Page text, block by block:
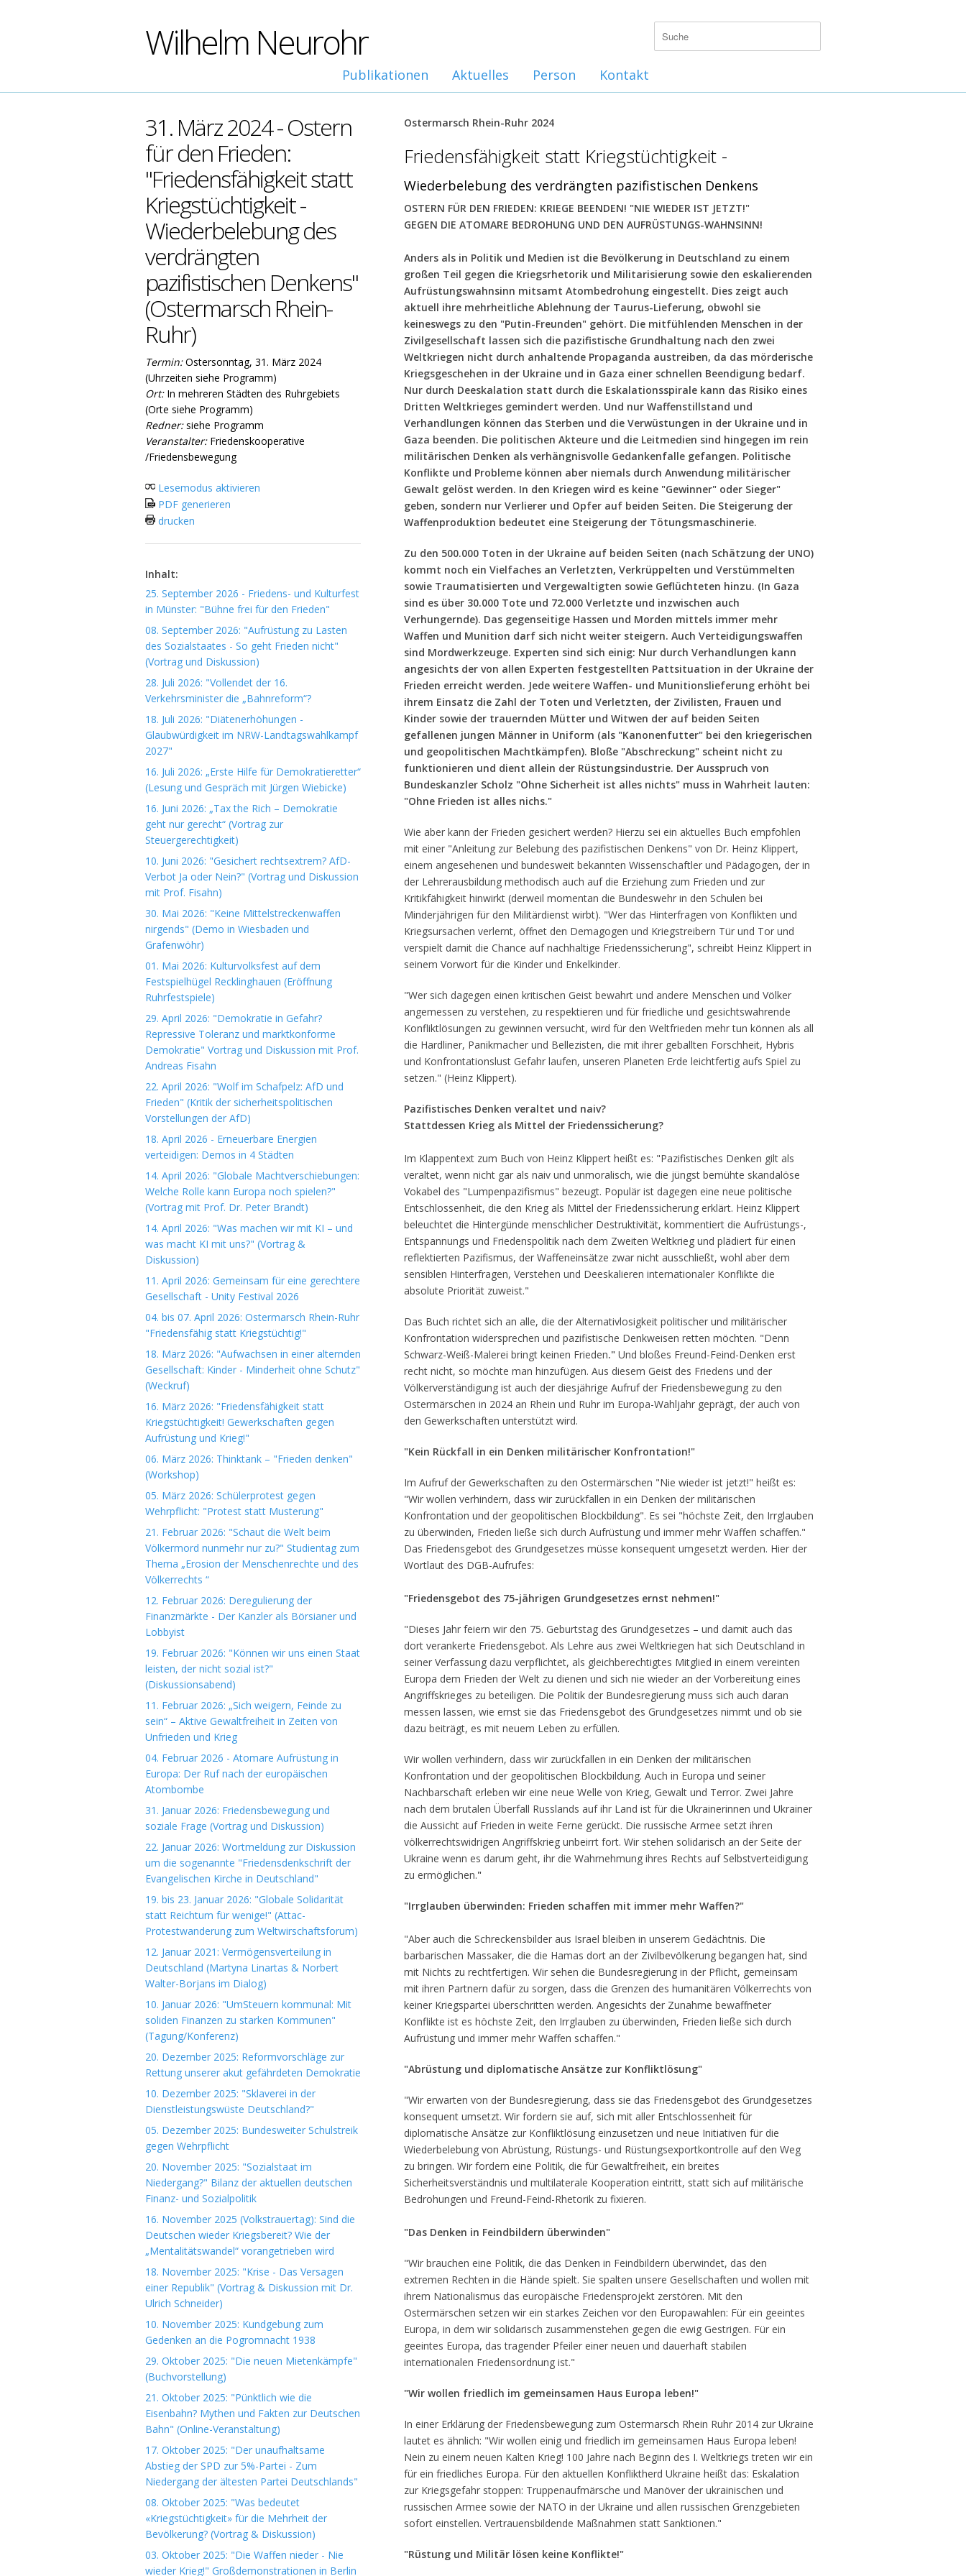
Wilhelm Neurohr
Publikationen Aktuelles Person Kontakt
31. März 2024 - Ostern
für den Frieden:
"Friedensfähigkeit statt
Kriegstüchtigkeit -
Wiederbelebung des
verdrängten
pazifistischen Denkens"
(Ostermarsch Rhein-
Ruhr)
Termin:Ostersonntag, 31. März 2024
(Uhrzeiten siehe Programm)
Ort:In mehreren Städten des Ruhrgebiets
(Orte siehe Programm)
Redner:siehe Programm
Veranstalter:Friedenskooperative
/Friedensbewegung
Lesemodus aktivieren
PDF generieren
drucken
Inhalt:
25. September 2026 - Friedens- und Kulturfest
in Münster: "Bühne frei für den Frieden"
08. September 2026: "Aufrüstung zu Lasten
des Sozialstaates - So geht Frieden nicht"
(Vortrag und Diskussion)
28. Juli 2026: "Vollendet der 16.
Verkehrsminister die „Bahnreform“?
18. Juli 2026: "Diätenerhöhungen -
Glaubwürdigkeit im NRW-Landtagswahlkampf
2027"
16. Juli 2026: „Erste Hilfe für Demokratieretter“
(Lesung und Gespräch mit Jürgen Wiebicke)
16. Juni 2026: „Tax the Rich – Demokratie
geht nur gerecht“ (Vortrag zur
Steuergerechtigkeit)
10. Juni 2026: "Gesichert rechtsextrem? AfD-
Verbot Ja oder Nein?" (Vortrag und Diskussion
mit Prof. Fisahn)
30. Mai 2026: "Keine Mittelstreckenwaffen
nirgends" (Demo in Wiesbaden und
Grafenwöhr)
01. Mai 2026: Kulturvolksfest auf dem
Festspielhügel Recklinghauen (Eröffnung
Ruhrfestspiele)
29. April 2026: "Demokratie in Gefahr?
Repressive Toleranz und marktkonforme
Demokratie" Vortrag und Diskussion mit Prof.
Andreas Fisahn
22. April 2026: "Wolf im Schafpelz: AfD und
Frieden" (Kritik der sicherheitspolitischen
Vorstellungen der AfD)
18. April 2026 - Erneuerbare Energien
verteidigen: Demos in 4 Städten
14. April 2026: "Globale Machtverschiebungen:
Welche Rolle kann Europa noch spielen?"
(Vortrag mit Prof. Dr. Peter Brandt)
14. April 2026: "Was machen wir mit KI – und
was macht KI mit uns?" (Vortrag &
Diskussion)
11. April 2026: Gemeinsam für eine gerechtere
Gesellschaft - Unity Festival 2026
04. bis 07. April 2026: Ostermarsch Rhein-Ruhr
"Friedensfähig statt Kriegstüchtig!"
18. März 2026: "Aufwachsen in einer alternden
Gesellschaft: Kinder - Minderheit ohne Schutz"
(Weckruf)
16. März 2026: "Friedensfähigkeit statt
Kriegstüchtigkeit! Gewerkschaften gegen
Aufrüstung und Krieg!"
06. März 2026: Thinktank – "Frieden denken"
(Workshop)
05. März 2026: Schülerprotest gegen
Wehrpflicht: "Protest statt Musterung"
21. Februar 2026: "Schaut die Welt beim
Völkermord nunmehr nur zu?" Studientag zum
Thema „Erosion der Menschenrechte und des
Völkerrechts “
12. Februar 2026: Deregulierung der
Finanzmärkte - Der Kanzler als Börsianer und
Lobbyist
19. Februar 2026: "Können wir uns einen Staat
leisten, der nicht sozial ist?"
(Diskussionsabend)
11. Februar 2026: „Sich weigern, Feinde zu
sein“ – Aktive Gewaltfreiheit in Zeiten von
Unfrieden und Krieg
04. Februar 2026 - Atomare Aufrüstung in
Europa: Der Ruf nach der europäischen
Atombombe
31. Januar 2026: Friedensbewegung und
soziale Frage (Vortrag und Diskussion)
22. Januar 2026: Wortmeldung zur Diskussion
um die sogenannte "Friedensdenkschrift der
Evangelischen Kirche in Deutschland"
19. bis 23. Januar 2026: "Globale Solidarität
statt Reichtum für wenige!" (Attac-
Protestwanderung zum Weltwirschaftsforum)
12. Januar 2021: Vermögensverteilung in
Deutschland (Martyna Linartas & Norbert
Walter-Borjans im Dialog)
10. Januar 2026: "UmSteuern kommunal: Mit
soliden Finanzen zu starken Kommunen"
(Tagung/Konferenz)
20. Dezember 2025: Reformvorschläge zur
Rettung unserer akut gefährdeten Demokratie
10. Dezember 2025: "Sklaverei in der
Dienstleistungswüste Deutschland?"
05. Dezember 2025: Bundesweiter Schulstreik
gegen Wehrpflicht
20. November 2025: "Sozialstaat im
Niedergang?" Bilanz der aktuellen deutschen
Finanz- und Sozialpolitik
16. November 2025 (Volkstrauertag): Sind die
Deutschen wieder Kriegsbereit? Wie der
„Mentalitätswandel“ vorangetrieben wird
18. November 2025: "Krise - Das Versagen
einer Republik" (Vortrag & Diskussion mit Dr.
Ulrich Schneider)
10. November 2025: Kundgebung zum
Gedenken an die Pogromnacht 1938
29. Oktober 2025: "Die neuen Mietenkämpfe"
(Buchvorstellung)
21. Oktober 2025: "Pünktlich wie die
Eisenbahn? Mythen und Fakten zur Deutschen
Bahn" (Online-Veranstaltung)
17. Oktober 2025: "Der unaufhaltsame
Abstieg der SPD zur 5%-Partei - Zum
Niedergang der ältesten Partei Deutschlands"
08. Oktober 2025: "Was bedeutet
«Kriegstüchtigkeit» für die Mehrheit der
Bevölkerung? (Vortrag & Diskussion)
03. Oktober 2025: "Die Waffen nieder - Nie
wieder Krieg!" Großdemonstrationen in Berlin
Ostermarsch Rhein-Ruhr 2024
Friedensfähigkeit statt Kriegstüchtigkeit -
Wiederbelebung des verdrängten pazifistischen Denkens
OSTERN FÜR DEN FRIEDEN: KRIEGE BEENDEN! "NIE WIEDER IST JETZT!"
GEGEN DIE ATOMARE BEDROHUNG UND DEN AUFRÜSTUNGS-WAHNSINN!
Anders als in Politik und Medien ist die Bevölkerung in Deutschland zu einem
großen Teil gegen die Kriegsrhetorik und Militarisierung sowie den eskalierenden
Aufrüstungswahnsinn mitsamt Atombedrohung eingestellt. Dies zeigt auch
aktuell ihre mehrheitliche Ablehnung der Taurus-Lieferung, obwohl sie
keineswegs zu den "Putin-Freunden" gehört. Die mitfühlenden Menschen in der
Zivilgesellschaft lassen sich die pazifistische Grundhaltung nach den zwei
Weltkriegen nicht durch anhaltende Propaganda austreiben, da das mörderische
Kriegsgeschehen in der Ukraine und in Gaza einer schnellen Beendigung bedarf.
Nur durch Deeskalation statt durch die Eskalationsspirale kann das Risiko eines
Dritten Weltkrieges gemindert werden. Und nur Waffenstillstand und
Verhandlungen können das Sterben und die Verwüstungen in der Ukraine und in
Gaza beenden. Die politischen Akteure und die Leitmedien sind hingegen im rein
militärischen Denken als verhängnisvolle Gedankenfalle gefangen. Politische
Konflikte und Probleme können aber niemals durch Anwendung militärischer
Gewalt gelöst werden. In den Kriegen wird es keine "Gewinner" oder Sieger"
geben, sondern nur Verlierer und Opfer auf beiden Seiten. Die Steigerung der
Waffenproduktion bedeutet eine Steigerung der Tötungsmaschinerie.
Zu den 500.000 Toten in der Ukraine auf beiden Seiten (nach Schätzung der UNO)
kommt noch ein Vielfaches an Verletzten, Verkrüppelten und Verstümmelten
sowie Traumatisierten und Vergewaltigten sowie Geflüchteten hinzu. (In Gaza
sind es über 30.000 Tote und 72.000 Verletzte und inzwischen auch
Verhungernde). Das gegenseitige Hassen und Morden mittels immer mehr
Waffen und Munition darf sich nicht weiter steigern. Auch Verteidigungswaffen
sind Mordwerkzeuge. Experten sind sich einig: Nur durch Verhandlungen kann
angesichts der von allen Experten festgestellten Pattsituation in der Ukraine der
Frieden erreicht werden. Jede weitere Waffen- und Munitionslieferung erhöht bei
ihrem Einsatz die Zahl der Toten und Verletzten, der Zivilisten, Frauen und
Kinder sowie der trauernden Mütter und Witwen der auf beiden Seiten
gefallenen jungen Männer in Uniform (als "Kanonenfutter" bei den kriegerischen
und geopolitischen Machtkämpfen). Bloße "Abschreckung" scheint nicht zu
funktionieren und dient allein der Rüstungsindustrie. Der Ausspruch von
Bundeskanzler Scholz "Ohne Sicherheit ist alles nichts" muss in Wahrheit lauten:
"Ohne Frieden ist alles nichs."
Wie aber kann der Frieden gesichert werden? Hierzu sei ein aktuelles Buch empfohlen
mit einer "Anleitung zur Belebung des pazifistischen Denkens" von Dr. Heinz Klippert,
einem angesehenen und bundesweit bekannten Wissenschaftler und Pädagogen, der in
der Lehrerausbildung methodisch auch auf die Erziehung zum Frieden und zur
Kritikfähigkeit hinwirkt (derweil momentan die Bundeswehr in den Schulen bei
Minderjährigen für den Militärdienst wirbt). "Wer das Hinterfragen von Konflikten und
Kriegsursachen verlernt, öffnet den Demagogen und Kriegstreibern Tür und Tor und
verspielt damit die Chance auf nachhaltige Friedenssicherung", schreibt Heinz Klippert in
seinem Vorwort für die Kinder und Enkelkinder.
"Wer sich dagegen einen kritischen Geist bewahrt und andere Menschen und Völker
angemessen zu verstehen, zu respektieren und für friedliche und gesichtswahrende
Konfliktlösungen zu gewinnen versucht, wird für den Weltfrieden mehr tun können als all
die Hardliner, Panikmacher und Bellezisten, die mit ihrer geballten Forschheit, Hybris
und Konfrontationslust Gefahr laufen, unseren Planeten Erde leichtfertig aufs Spiel zu
setzen." (Heinz Klippert).
Pazifistisches Denken veraltet und naiv?
Stattdessen Krieg als Mittel der Friedenssicherung?
Im Klappentext zum Buch von Heinz Klippert heißt es: "Pazifistisches Denken gilt als
veraltet, wenn nicht gar als naiv und unmoralisch, wie die jüngst bemühte skandalöse
Vokabel des "Lumpenpazifismus" bezeugt. Populär ist dagegen eine neue politische
Entschlossenheit, die den Krieg als Mittel der Friedenssicherung erklärt. Heinz Klippert
beleuchtet die Hintergünde menschlicher Destruktivität, kommentiert die Aufrüstungs-,
Entspannungs und Friedenspolitik nach dem Zweiten Weltkrieg und plädiert für einen
reflektierten Pazifismus, der Waffeneinsätze zwar nicht ausschließt, wohl aber dem
sensiblen Hinterfragen, Verstehen und Deeskalieren internationaler Konflikte die
absolute Priorität zuweist."
Das Buch richtet sich an alle, die der Alternativlosigkeit politischer und militärischer
Konfrontation widersprechen und pazifistische Denkweisen retten möchten. "Denn
Schwarz-Weiß-Malerei bringt keinen Frieden." Und bloßes Freund-Feind-Denken erst
recht nicht, so möchte man hinzufügen. Aus diesem Geist des Friedens und der
Völkerverständigung ist auch der diesjährige Aufruf der Friedensbewegung zu den
Ostermärschen in 2024 an Rhein und Ruhr im Europa-Wahljahr geprägt, der auch von
den Gewerkschaften unterstützt wird.
"Kein Rückfall in ein Denken militärischer Konfrontation!"
Im Aufruf der Gewerkschaften zu den Ostermärschen "Nie wieder ist jetzt!" heißt es:
"Wir wollen verhindern, dass wir zurückfallen in ein Denken der militärischen
Konfrontation und der geopolitischen Blockbildung". Es sei "höchste Zeit, den Irrglauben
zu überwinden, Frieden ließe sich durch Aufrüstung und immer mehr Waffen schaffen."
Das Friedensgebot des Grundgesetzes müsse konsequent umgesetzt werden. Hier der
Wortlaut des DGB-Aufrufes:
"Friedensgebot des 75-jährigen Grundgesetzes ernst nehmen!"
"Dieses Jahr feiern wir den 75. Geburtstag des Grundgesetzes – und damit auch das
dort verankerte Friedensgebot. Als Lehre aus zwei Weltkriegen hat sich Deutschland in
seiner Verfassung dazu verpflichtet, als gleichberechtigtes Mitglied in einem vereinten
Europa dem Frieden der Welt zu dienen und sich nie wieder an der Vorbereitung eines
Angriffskrieges zu beteiligen. Die Politik der Bundesregierung muss sich auch daran
messen lassen, wie ernst sie das Friedensgebot des Grundgesetzes nimmt und ob sie
dazu beiträgt, es mit neuem Leben zu erfüllen.
Wir wollen verhindern, dass wir zurückfallen in ein Denken der militärischen
Konfrontation und der geopolitischen Blockbildung. Auch in Europa und seiner
Nachbarschaft erleben wir eine neue Welle von Krieg, Gewalt und Terror. Zwei Jahre
nach dem brutalen Überfall Russlands auf ihr Land ist für die Ukrainerinnen und Ukrainer
die Aussicht auf Frieden in weite Ferne gerückt. Die russische Armee setzt ihren
völkerrechtswidrigen Angriffskrieg unbeirrt fort. Wir stehen solidarisch an der Seite der
Ukraine wenn es darum geht, ihr die Wahrnehmung ihres Rechts auf Selbstverteidigung
zu ermöglichen."
"Irrglauben überwinden: Frieden schaffen mit immer mehr Waffen?"
"Aber auch die Schreckensbilder aus Israel bleiben in unserem Gedächtnis. Die
barbarischen Massaker, die die Hamas dort an der Zivilbevölkerung begangen hat, sind
mit Nichts zu rechtfertigen. Wir sehen die Bundesregierung in der Pflicht, gemeinsam
mit ihren Partnern dafür zu sorgen, dass die Grenzen des humanitären Völkerrechts von
keiner Kriegspartei überschritten werden. Angesichts der Zunahme bewaffneter
Konflikte ist es höchste Zeit, den Irrglauben zu überwinden, Frieden ließe sich durch
Aufrüstung und immer mehr Waffen schaffen."
"Abrüstung und diplomatische Ansätze zur Konfliktlösung"
"Wir erwarten von der Bundesregierung, dass sie das Friedensgebot des Grundgesetzes
konsequent umsetzt. Wir fordern sie auf, sich mit aller Entschlossenheit für
diplomatische Ansätze zur Konfliktlösung einzusetzen und neue Initiativen für die
Wiederbelebung von Abrüstung, Rüstungs- und Rüstungsexportkontrolle auf den Weg
zu bringen. Wir fordern eine Politik, die für Gewaltfreiheit, ein breites
Sicherheitsverständnis und multilaterale Kooperation eintritt, statt sich auf militärische
Bedrohungen und Freund-Feind-Rhetorik zu fixieren.
"Das Denken in Feindbildern überwinden"
"Wir brauchen eine Politik, die das Denken in Feindbildern überwindet, das den
extremen Rechten in die Hände spielt. Sie spalten unsere Gesellschaften und wollen mit
ihrem Nationalismus das europäische Friedensprojekt zerstören. Mit den
Ostermärschen setzen wir ein starkes Zeichen vor den Europawahlen: Für ein geeintes
Europa, in dem wir solidarisch zusammenstehen gegen die ewig Gestrigen. Für ein
geeintes Europa, das tragender Pfeiler einer neuen und dauerhaft stabilen
internationalen Friedensordnung ist."
"Wir wollen friedlich im gemeinsamen Haus Europa leben!"
In einer Erklärung der Friedensbewegung zum Ostermarsch Rhein Ruhr 2014 zur Ukraine
lautet es ähnlich: "Wir wollen einig und friedlich im gemeinsamen Haus Europa leben!
Nein zu einem neuen Kalten Krieg! 100 Jahre nach Beginn des I. Weltkriegs treten wir ein
für ein friedliches Europa. Für den aktuellen Konfliktherd Ukraine heißt das: Eskalation
zur Kriegsgefahr stoppen: Truppenaufmärsche und Manöver der ukrainischen und
russischen Armee sowie der NATO in der Ukraine und allen russischen Grenzgebieten
sofort einstellen. Vertrauensbildende Maßnahmen statt Sanktionen."
"Rüstung und Militär lösen keine Konflikte!"